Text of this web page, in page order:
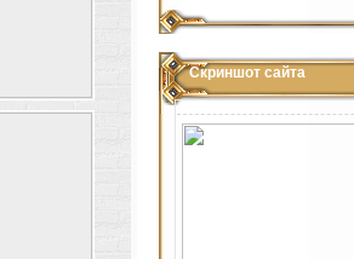
Скриншот сайта